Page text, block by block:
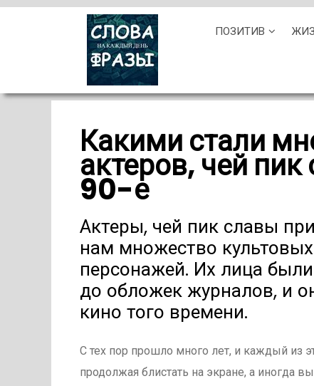
ПОЗИТИВ
Какими стали
актеров, чей
90-е
Актеры, чей пик славы
нам множество
персонажей. Их лица
до обложек журналов, и
кино того времени.
С тех пор прошло много лет, и каждый из
продолжая блистать на экране, а иногда